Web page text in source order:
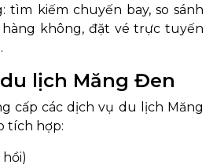
tìm kiếm chuyến bay, so sánh
hàng không, đặt vé trực tuyến
lịch Măng Đen
cấp các dịch vụ du lịch Măng
tích hợp: